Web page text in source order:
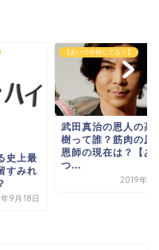
史上最
すみれ
9月18日
【あいつ今何してる？】
武田真治の恩人の高
樹って誰？筋肉の原
恩師の現在は？【あ
つ...
2019年9